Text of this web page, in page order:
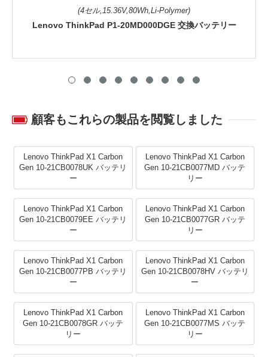
(4セル,15.36V,80Wh,Li-Polymer)
Lenovo ThinkPad P1-20MD000DGE 交換バッテリー
顧客もこれらの製品を閲覧しました
Lenovo ThinkPad X1 Carbon
Gen 10-21CB0078UK バッテリ
ー
Lenovo ThinkPad X1 Carbon
Gen 10-21CB0077MD バッテ
リー
Lenovo ThinkPad X1 Carbon
Gen 10-21CB0079EE バッテリ
ー
Lenovo ThinkPad X1 Carbon
Gen 10-21CB0077GR バッテ
リー
Lenovo ThinkPad X1 Carbon
Gen 10-21CB0077PB バッテリ
ー
Lenovo ThinkPad X1 Carbon
Gen 10-21CB0078HV バッテリ
ー
Lenovo ThinkPad X1 Carbon
Gen 10-21CB0078GR バッテ
リー
Lenovo ThinkPad X1 Carbon
Gen 10-21CB0077MS バッテ
リー